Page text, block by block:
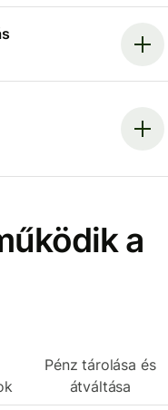
a
Pénz tárolása és
átváltása